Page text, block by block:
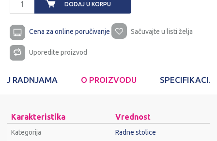
DODAJ U KORPU
Cena za online poručivanje Sačuvajte u listi želja
Uporedite proizvod
U RADNJAMA O PROIZVODU
Karakteristika Vrednost
Kategorija Radne stolice